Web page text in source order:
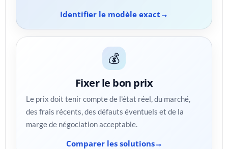
Identifier le modèle exact
💰
Fixer le bon prix
Le prix doit tenir compte de l'état réel, du marché,
des frais récents, des défauts éventuels et de la
marge de négociation acceptable.
Comparer les solutions